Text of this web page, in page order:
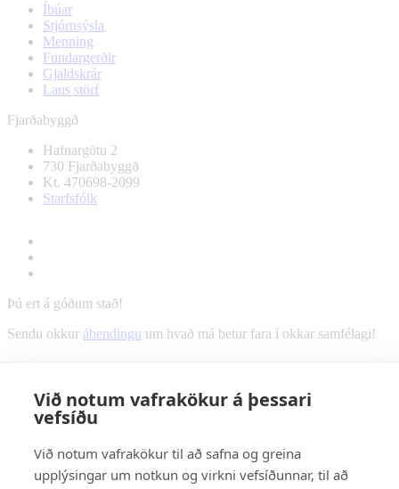
Við notum vafrakökur á þessari
vefsíðu
Við notum vafrakökur til að safna og greina
upplýsingar um notkun og virkni vefsíðunnar, til að
Íbúar
Stjórnsýsla
Menning
Fundargerðir
Gjaldskrár
Laus störf
Fjarðabyggð
Hafnargötu 2
730 Fjarðabyggð
Kt. 470698-2099
Starfsfólk
Þú ert á góðum stað!
Sendu okkur ábendingu um hvað má betur fara í okkar samfélagi!